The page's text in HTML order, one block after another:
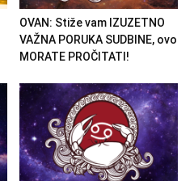
OVAN: Stiže vam IZUZETNO
VAŽNA PORUKA SUDBINE, ovo
MORATE PROČITATI!